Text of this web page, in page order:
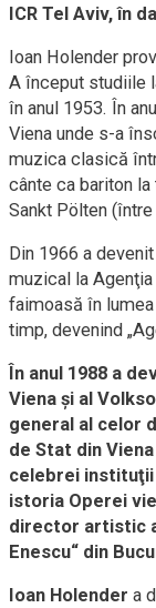
ICR Tel Aviv, în
Ioan Holender
A început studiile
în anul 1953. În
Viena unde s-a
muzica clasică
cânte ca bariton
Sankt Pölten
Din 1966 a
muzical la Agenţia
faimoasă în
timp, devenind
În anul 1988 a
Viena şi al
general al celor
de Stat din
celebrei instituţii
istoria Operei
director artistic
Enescu“ din
Ioan Holender a